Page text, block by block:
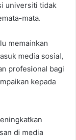
universiti tidak
mata.
memainkan
media sosial,
profesional bagi
kepada
di media